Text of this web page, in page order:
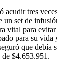
acudir tres
set de
vital para
para su vida
que debía
de $4.653.951.